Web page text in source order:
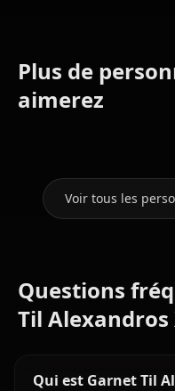
Plus de
aimerez
Tifa
Voir tous les
Questions
Til Alexandros
Qui est Garnet Til